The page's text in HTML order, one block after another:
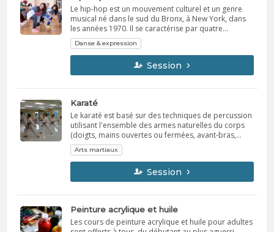
Le hip-hop est un mouvement culturel et un genre
musical né dans le sud du Bronx, à New York, dans
les années 1970. Il se caractérise par quatre
éléments clés : le DJing (turntablism), le rap (MCing),
le graffiti et le breakdance (B-boying). La musique se
distingue par ses rythmes entraînants et ses paroles
rap, tandis que la culture est connue pour son
influence sur la mode, la danse et les commentaires
Souliers de sport. Bouteille d'eau.
Danse & expression
Session
Karaté
Le karaté est basé sur des techniques de percussion
utilisant l'ensemble des armes naturelles du corps
(doigts, mains ouvertes ou fermées, avant-bras,
pieds, tibias, coudes, genoux, tête, épaules) en vue
de bloquer les attaques adverses et/ou d'attaquer.
Sa pratique améliore : - La capacité aérobique et
musculaire - Alignement du corps, le mouvement et
l'équilibre - la conscience perceptive - Gestion du
Arts martiaux
Session
Peinture acrylique et huile
Les cours de peinture acrylique et huile pour adultes